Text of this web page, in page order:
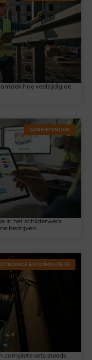
hoe veelzijdig de
AANBIEDINGEN
in het schilderwerk
bedrijven
EN COMPUTERS
complete sets steeds